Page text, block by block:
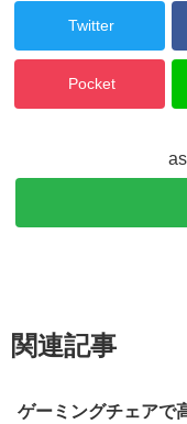
Twitter
Pocket
関連記事
ゲーミングチェアで